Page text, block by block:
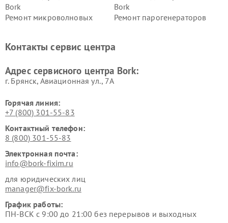
Bork
Bork
Ремонт микроволновых
Ремонт парогенераторов
воздуха Bork
Bork
Bork
Контакты сервис центра
Адрес сервисного центра Bork:
г. Брянск, Авиационная ул., 7А
Горячая линия:
+7 (800) 301-55-83
Контактный телефон:
8 (800) 301-55-83
Электронная почта:
info@bork-fixim.ru
для юридических лиц
manager@fix-bork.ru
График работы:
ПН-ВСК с 9:00 до 21:00 без перерывов и выходных